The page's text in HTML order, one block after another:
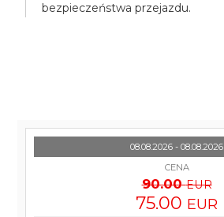
bezpieczeństwa przejazdu.
08.08.2026 - 08.08.2026
CENA
90.00 EUR
75.00 EUR